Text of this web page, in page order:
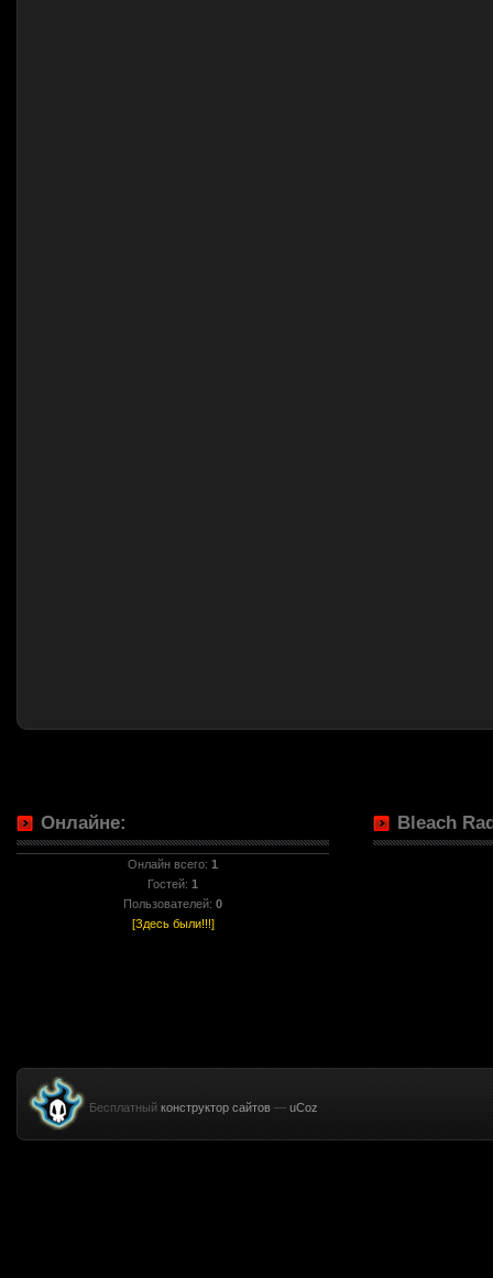
Онлайне:
Онлайн всего: 1
Гостей: 1
Пользователей: 0
[Здесь были!!!]
Bleach
Бесплатный конструктор сайтов — uCoz